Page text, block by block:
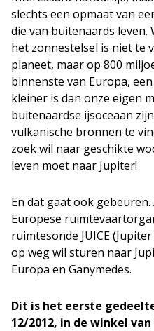
slechts een opmaat van
die van buitenaards
het zonnestelsel is niet te
planeet, maar op 800
binnenste van Europa,
kleiner is dan onze eigen
buitenaardse ijsoceaan
vulkanische bronnen te
zoek wil naar geschikte
leven moet naar Jupiter!
En dat gaat ook
Europese
ruimtesonde JUICE
op weg wil sturen naar
Europa en Ganymedes.
Dit is het eerste
12/2012, in de winkel